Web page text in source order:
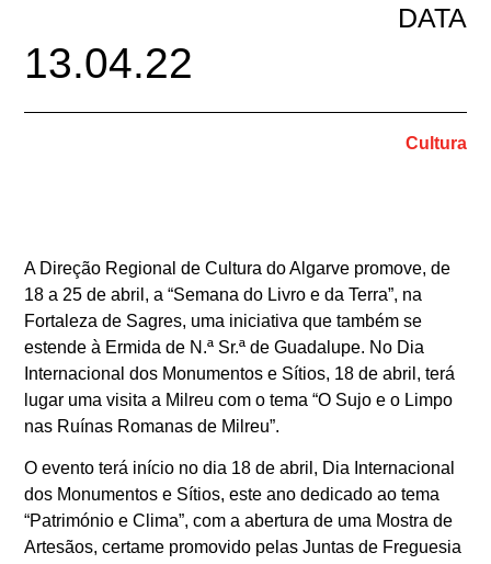
DATA
13.04.22
Cultura
A Direção Regional de Cultura do Algarve promove, de
18 a 25 de abril, a “Semana do Livro e da Terra”, na
Fortaleza de Sagres, uma iniciativa que também se
estende à Ermida de N.ª Sr.ª de Guadalupe. No Dia
Internacional dos Monumentos e Sítios, 18 de abril, terá
lugar uma visita a Milreu com o tema “O Sujo e o Limpo
nas Ruínas Romanas de Milreu”.
O evento terá início no dia 18 de abril, Dia Internacional
dos Monumentos e Sítios, este ano dedicado ao tema
“Património e Clima”, com a abertura de uma Mostra de
Artesãos, certame promovido pelas Juntas de Freguesia